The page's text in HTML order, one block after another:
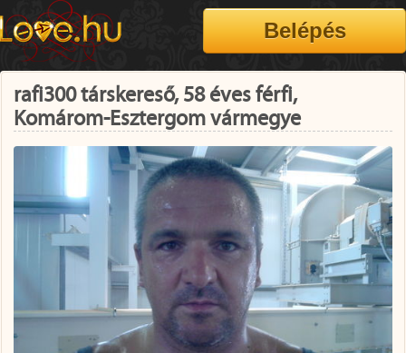
rafi300 társkereső, 58 éves férfi,
Komárom-Esztergom vármegye